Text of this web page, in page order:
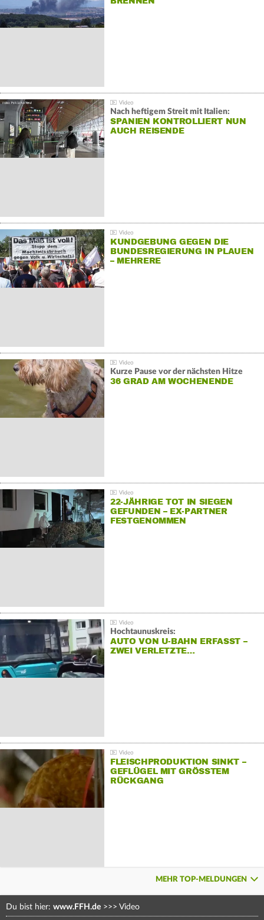
Nach heftigem Streit mit Italien:
SPANIEN KONTROLLIERT NUN
AUCH REISENDE
KUNDGEBUNG GEGEN DIE
BUNDESREGIERUNG IN PLAUEN
– MEHRERE
Kurze Pause vor der nächsten Hitze
36 GRAD AM WOCHENENDE
22-JÄHRIGE TOT IN SIEGEN
GEFUNDEN – EX-PARTNER
FESTGENOMMEN
Hochtaunuskreis:
AUTO VON U-BAHN ERFASST –
ZWEI VERLETZTE…
FLEISCHPRODUKTION SINKT –
GEFLÜGEL MIT GRÖSSTEM R
ÜCKGANG
MEHR TOP-MELDUNGEN
Du bist hier: www.FFH.de >>> Video